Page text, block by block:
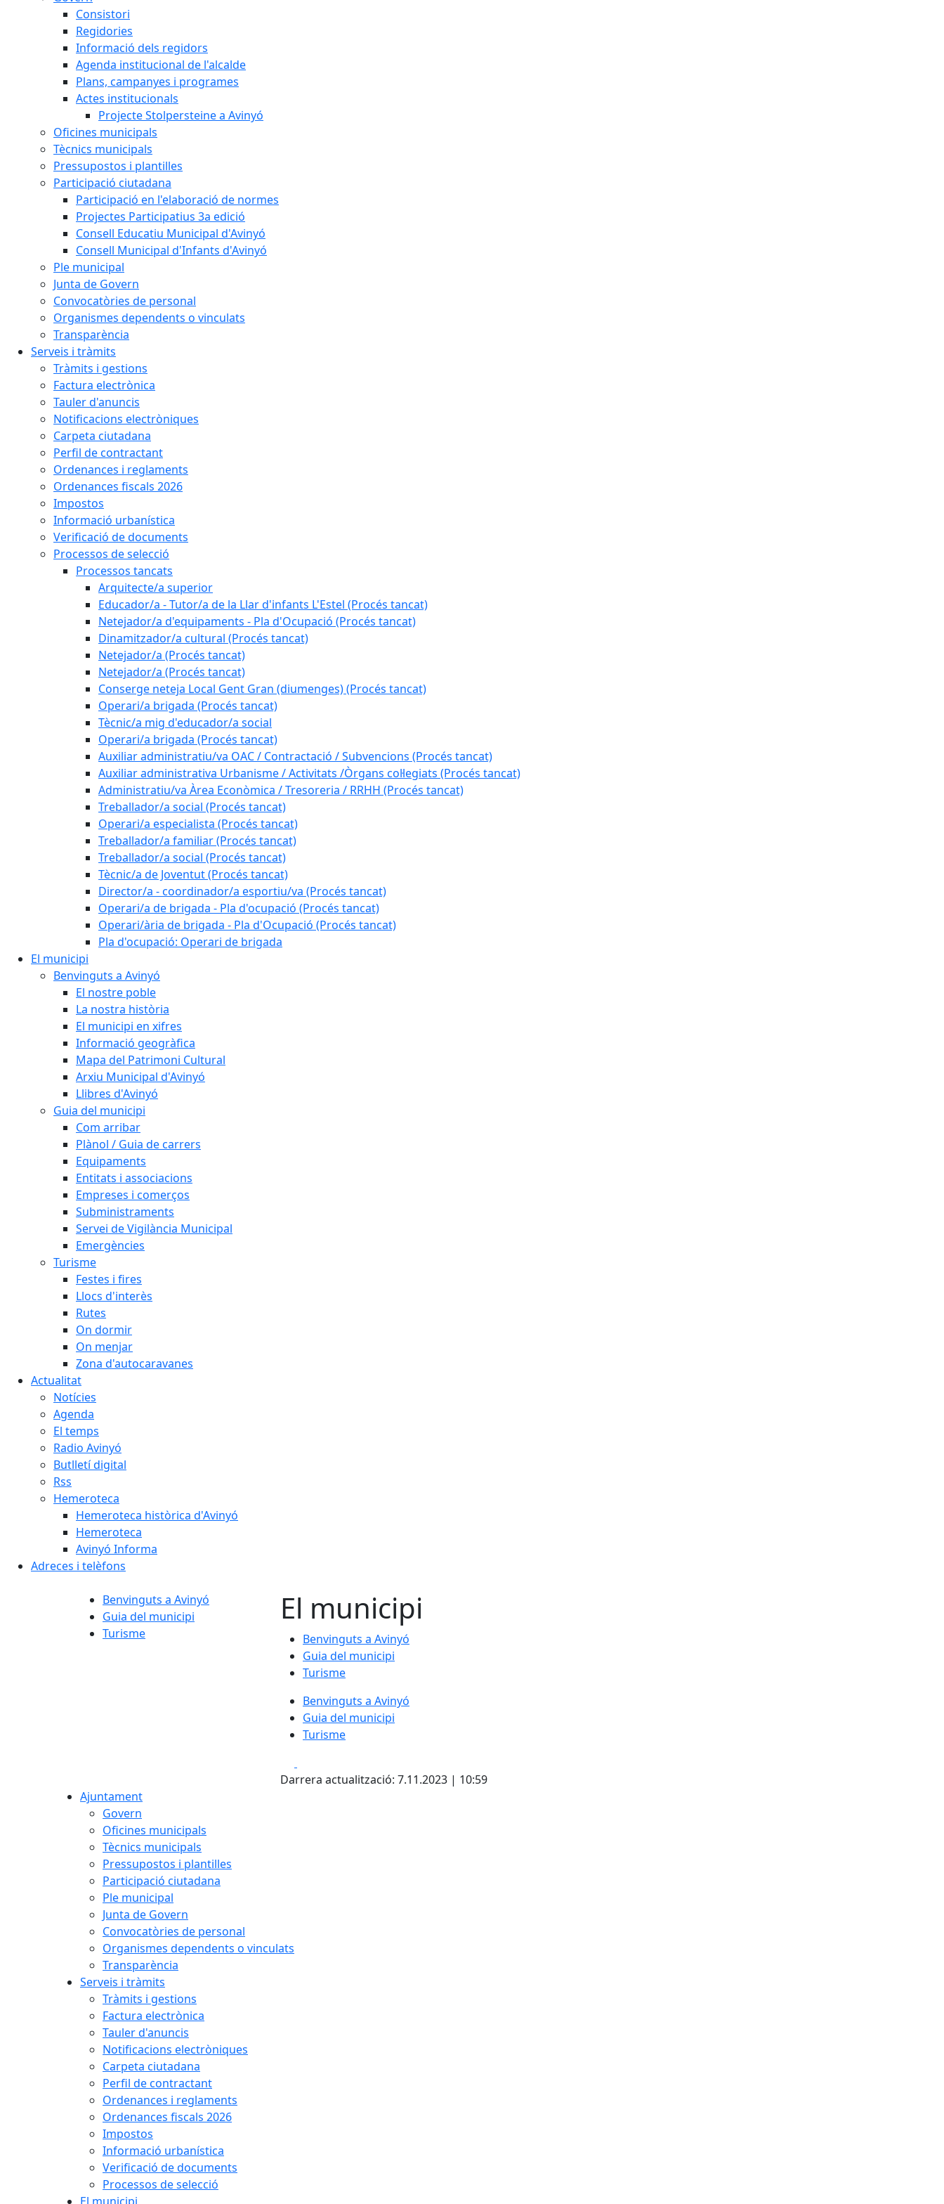
Consistori
Regidories
Informació dels regidors
Agenda institucional de l'alcalde
Plans, campanyes i programes
Actes institucionals
Projecte Stolpersteine a Avinyó
Oficines municipals
Tècnics municipals
Pressupostos i plantilles
Participació ciutadana
Participació en l'elaboració de normes
Projectes Participatius 3a edició
Consell Educatiu Municipal d'Avinyó
Consell Municipal d'Infants d'Avinyó
Ple municipal
Junta de Govern
Convocatòries de personal
Organismes dependents o vinculats
Transparència
Serveis i tràmits
Tràmits i gestions
Factura electrònica
Tauler d'anuncis
Notificacions electròniques
Carpeta ciutadana
Perfil de contractant
Ordenances i reglaments
Ordenances fiscals 2026
Impostos
Informació urbanística
Verificació de documents
Processos de selecció
Processos tancats
Arquitecte/a superior
Educador/a - Tutor/a de la Llar d'infants L'Estel (Procés tancat)
Netejador/a d'equipaments - Pla d'Ocupació (Procés tancat)
Dinamitzador/a cultural (Procés tancat)
Netejador/a (Procés tancat)
Netejador/a (Procés tancat)
Conserge neteja Local Gent Gran (diumenges) (Procés tancat)
Operari/a brigada (Procés tancat)
Tècnic/a mig d'educador/a social
Operari/a brigada (Procés tancat)
Auxiliar administratiu/va OAC / Contractació / Subvencions (Procés tancat)
Auxiliar administrativa Urbanisme / Activitats /Òrgans col·legiats (Procés tancat)
Administratiu/va Àrea Econòmica / Tresoreria / RRHH (Procés tancat)
Treballador/a social (Procés tancat)
Operari/a especialista (Procés tancat)
Treballador/a familiar (Procés tancat)
Treballador/a social (Procés tancat)
Tècnic/a de Joventut (Procés tancat)
Director/a - coordinador/a esportiu/va (Procés tancat)
Operari/a de brigada - Pla d'ocupació (Procés tancat)
Operari/ària de brigada - Pla d'Ocupació (Procés tancat)
Pla d'ocupació: Operari de brigada
El municipi
Benvinguts a Avinyó
El nostre poble
La nostra història
El municipi en xifres
Informació geogràfica
Mapa del Patrimoni Cultural
Arxiu Municipal d'Avinyó
Llibres d'Avinyó
Guia del municipi
Com arribar
Plànol / Guia de carrers
Equipaments
Entitats i associacions
Empreses i comerços
Subministraments
Servei de Vigilància Municipal
Emergències
Turisme
Festes i fires
Llocs d'interès
Rutes
On dormir
On menjar
Zona d'autocaravanes
Actualitat
Notícies
Agenda
El temps
Radio Avinyó
Butlletí digital
Rss
Hemeroteca
Hemeroteca històrica d'Avinyó
Hemeroteca
Avinyó Informa
Adreces i telèfons
Benvinguts a Avinyó
Guia del municipi
Turisme
El municipi
Benvinguts a Avinyó
Guia del municipi
Turisme
Benvinguts a Avinyó
Guia del municipi
Turisme
Darrera actualització: 7.11.2023 | 10:59
Ajuntament
Govern
Oficines municipals
Tècnics municipals
Pressupostos i plantilles
Participació ciutadana
Ple municipal
Junta de Govern
Convocatòries de personal
Organismes dependents o vinculats
Transparència
Serveis i tràmits
Tràmits i gestions
Factura electrònica
Tauler d'anuncis
Notificacions electròniques
Carpeta ciutadana
Perfil de contractant
Ordenances i reglaments
Ordenances fiscals 2026
Impostos
Informació urbanística
Verificació de documents
Processos de selecció